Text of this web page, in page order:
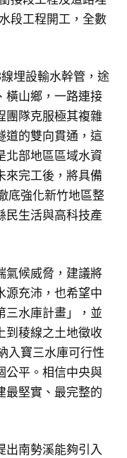
段工程開工，全數
埋設輸水幹管，途
橫山鄉，一路連接
團隊克服極其複雜
道的雙向貫通，這
北部地區區域水資
來完工後，將具備
底強化新竹地區整
民生活與高科技產
氣候威脅，建議將
源充沛，也希望中
三水庫計畫」，並
到稜線之土地徵收
入寶三水庫可行性
公平。相信中央與
最堅實、最完整的
出南勢溪能夠引入